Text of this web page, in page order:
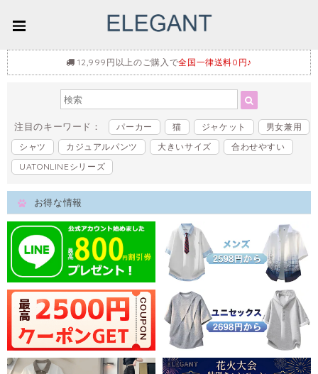
12,999円以上のご購入で全国一律送料0円♪
注目のキーワード： パーカー 猫 ジャケット
男女兼用
シャツ
カジュアルパンツ 大きいサイズ
合わせやすい
UATONLINEシリーズ
お得な情報